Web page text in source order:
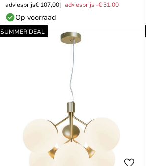
adviesprijs€ 107,00 adviesprijs -€ 31,00
Op voorraad
SUMMER DEAL